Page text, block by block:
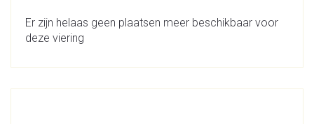
Er zijn helaas geen plaatsen meer beschikbaar voor
deze viering